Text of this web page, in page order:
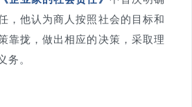
，他认为商人按照社会的目标和
靠拢，做出相应的决策，采取理
务。